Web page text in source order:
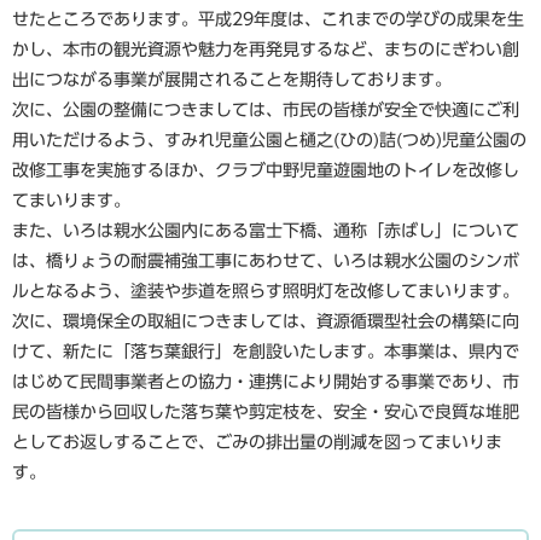
せたところであります。平成29年度は、これまでの学びの成果を生
かし、本市の観光資源や魅力を再発見するなど、まちのにぎわい創
出につながる事業が展開されることを期待しております。
次に、公園の整備につきましては、市民の皆様が安全で快適にご利
用いただけるよう、すみれ児童公園と樋之(ひの)詰(つめ)児童公園の
改修工事を実施するほか、クラブ中野児童遊園地のトイレを改修し
てまいります。
また、いろは親水公園内にある富士下橋、通称「赤ばし」について
は、橋りょうの耐震補強工事にあわせて、いろは親水公園のシンボ
ルとなるよう、塗装や歩道を照らす照明灯を改修してまいります。
次に、環境保全の取組につきましては、資源循環型社会の構築に向
けて、新たに「落ち葉銀行」を創設いたします。本事業は、県内で
はじめて民間事業者との協力・連携により開始する事業であり、市
民の皆様から回収した落ち葉や剪定枝を、安全・安心で良質な堆肥
としてお返しすることで、ごみの排出量の削減を図ってまいりま
す。